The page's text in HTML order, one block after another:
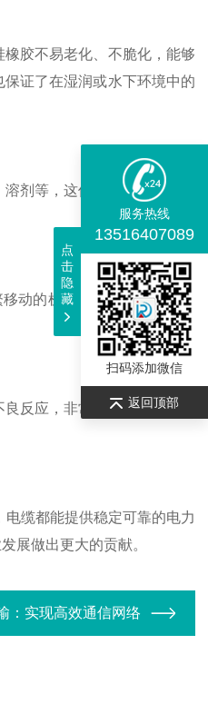
胶不易老化、不脆化，能够
证了在湿润或水下环境中的
剂等，这使得电缆能够在化
动的机械设备和机器人领域
反应，非常适合作为医疗设
缆都能提供稳定可靠的电力
展做出更大的贡献。
：实现高效通信网络
服务热线
13516407089
扫码添加微信
返回顶部
点
击
隐
藏